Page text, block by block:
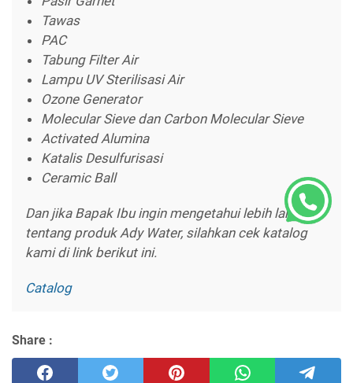
Tawas
PAC
Tabung Filter Air
Lampu UV Sterilisasi Air
Ozone Generator
Molecular Sieve dan Carbon Molecular Sieve
Activated Alumina
Katalis Desulfurisasi
Ceramic Ball
Dan jika Bapak Ibu ingin mengetahui lebih lanjut
tentang produk Ady Water, silahkan cek katalog
kami di link berikut ini.
Catalog
Share :